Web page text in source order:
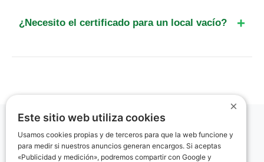
subir la letra de tu vivienda y aumentar su valor
¿Necesito el certificado para un local vacío?
tienen actividad en ese momento.
Glosario rápido
×
Este sitio web utiliza cookies
Usamos cookies propias y de terceros para que la web funcione y
para medir si nuestros anuncios generan encargos. Si aceptas
«Publicidad y medición», podremos compartir con Google y